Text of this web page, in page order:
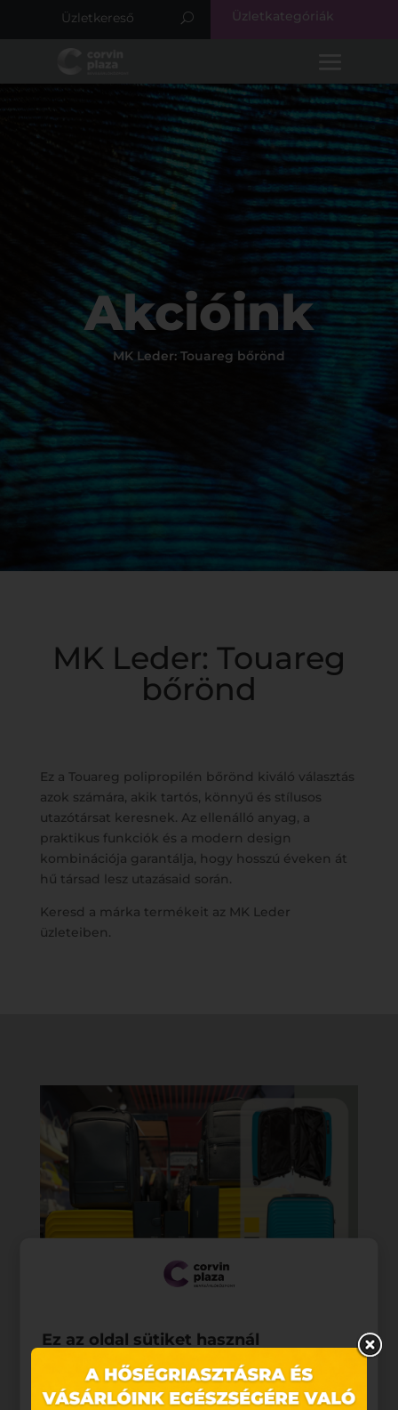
Üzletkategóriák
Akcióink
MK Leder: Touareg bőrönd
MK Leder: Touareg
bőrönd
Ez a Touareg polipropilén bőrönd kiváló választás
azok számára, akik tartós, könnyű és stílusos
utazótársat keresnek. Az ellenálló anyag, a
praktikus funkciók és a modern design
kombinációja garantálja, hogy hosszú éveken át
hű társad lesz utazásaid során.
Keresd a márka termékeit az MK Leder
üzleteiben.
Ez az oldal sütiket használ
Weboldalunkon „cookie"-kat (továbbiakban „süti")
alkalmazunk. Ezek olyan fájlok, melyek információt